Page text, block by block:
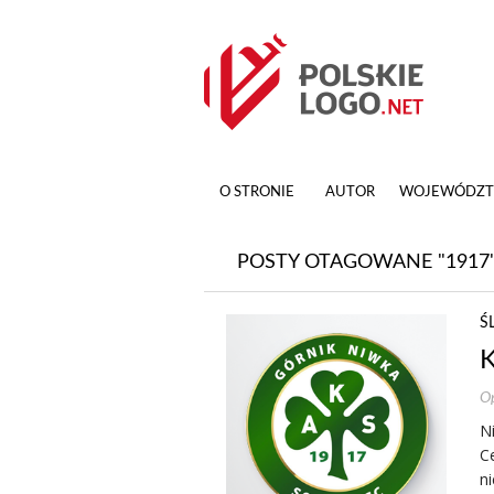
O STRONIE AUTOR
POSTY OTAGOWANE